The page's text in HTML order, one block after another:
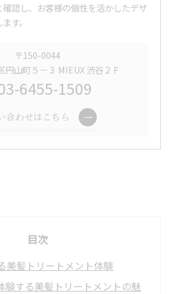
認し、お客様の個性を活かしたデザ
す。
〒150-0044
円山町５－３ MIEUX 渋谷２Ｆ
6455-1509
合わせはこちら
目次
美髪トリートメント体験
験する美髪トリートメントの魅